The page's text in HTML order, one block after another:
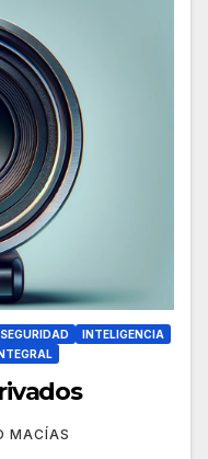
INTELIGENCIA
MACÍAS